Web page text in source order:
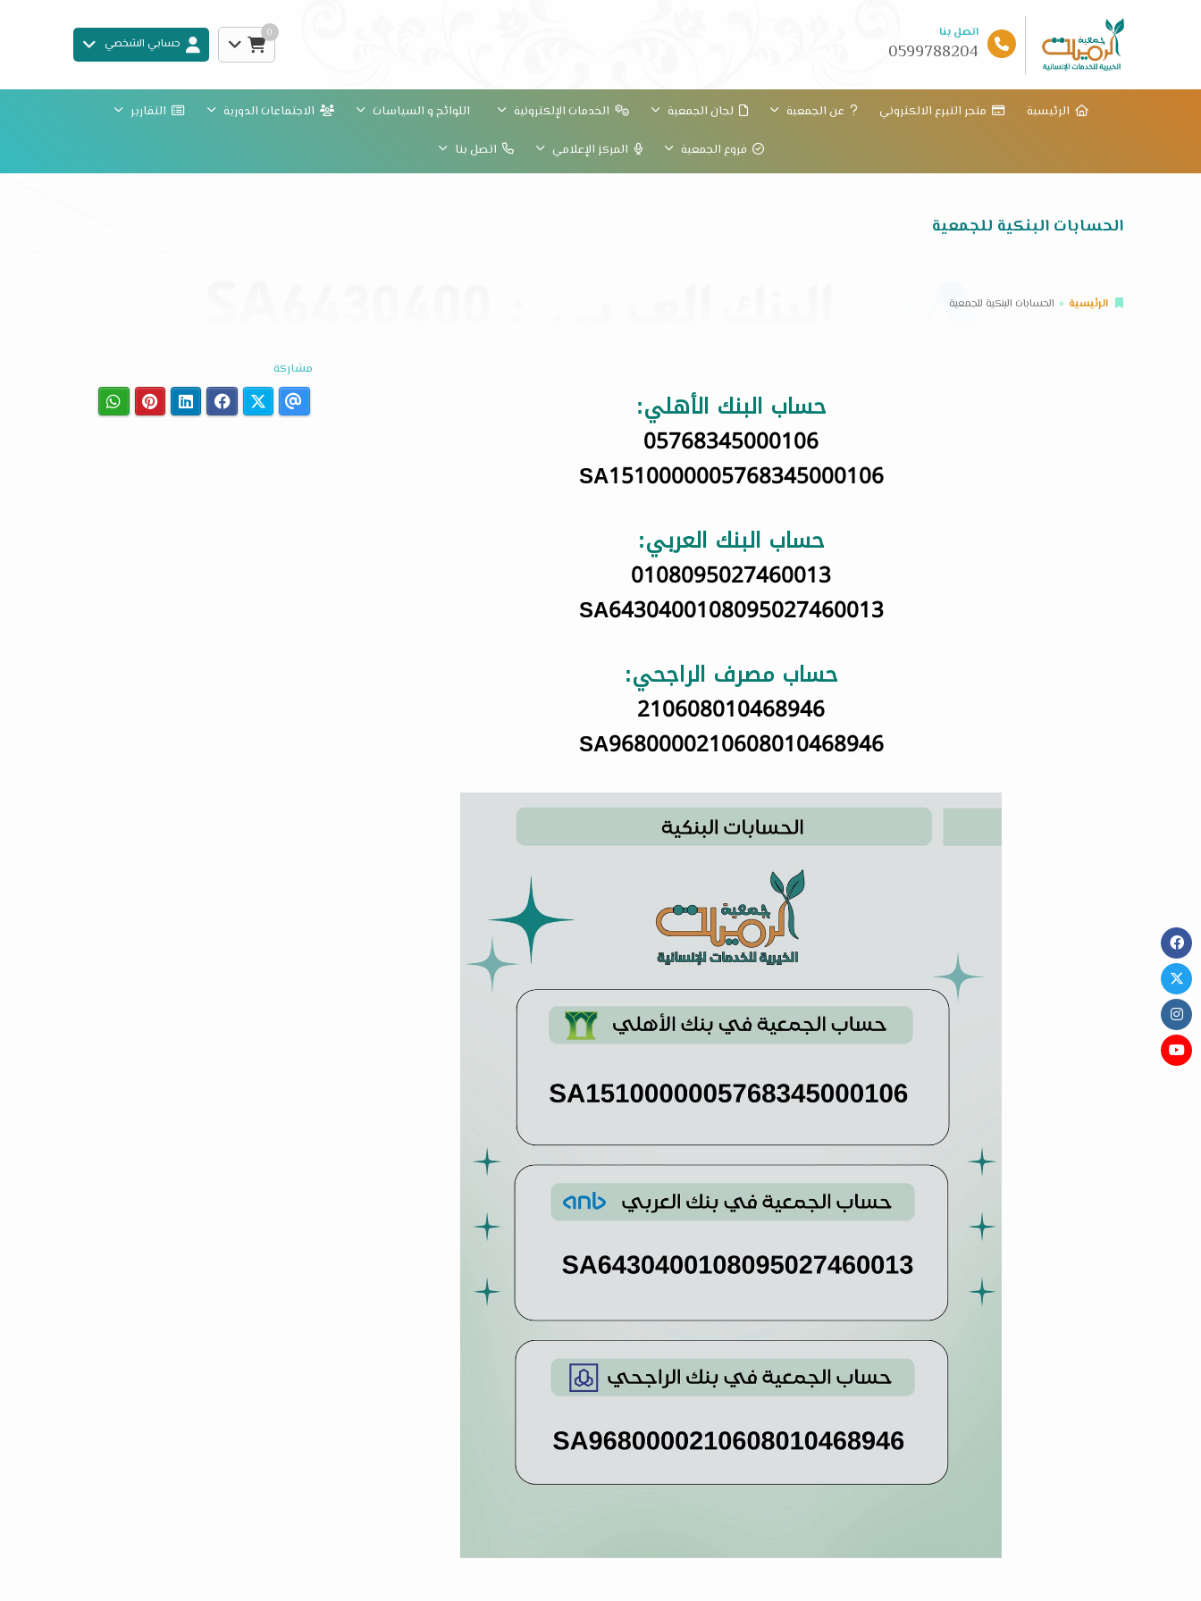
اتصل بنا
0599788204
0
حسابي الشخصي
الرئيسية متجر التبرع الالكتروني عن الجمعية لجان الجمعية الخدمات الإلكترونية اللوائح و السياسات الاجتماعات الدورية التقارير
فروع الجمعية المركز الإعلامي اتصل بنا
الحسابات البنكية للجمعية
الرئيسية الحسابات البنكية للجمعية
حساب البنك الأهلي:
05768345000106
SA1510000005768345000106
حساب البنك العربي:
0108095027460013
SA6430400108095027460013
حساب مصرف الراجحي:
210608010468946
SA9680000210608010468946
مشاركة